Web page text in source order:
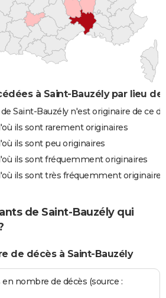
à Saint-Bauzély par lieu de
Saint-Bauzély n'est originaire de ce
ils sont rarement originaires
ils sont peu originaires
ils sont fréquemment originaires
ils sont très fréquemment originaires
de Saint-Bauzély qui
de décès à Saint-Bauzély
nombre de décès (source :